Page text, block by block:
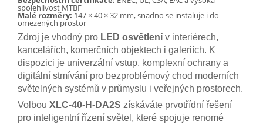
spolehlivost MTBF
Malé rozměry: 147 × 40 × 32 mm, snadno se instaluje i do
omezených prostor
Zdroj je vhodný pro LED osvětlení v interiérech,
kancelářích, komerčních objektech i galeriích. K
dispozici je univerzální vstup, komplexní ochrany a
digitální stmívání pro bezproblémový chod moderních
světelných systémů v průmyslu i veřejných prostorech.
Volbou XLC-40-H-DA2S získáváte prvotřídní řešení
pro inteligentní řízení světel, které spojuje renomé